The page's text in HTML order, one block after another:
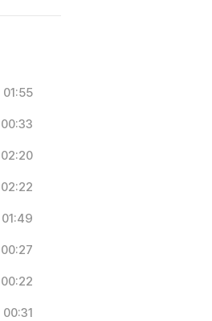
01:55
00:33
02:20
02:22
01:49
00:27
00:22
00:31